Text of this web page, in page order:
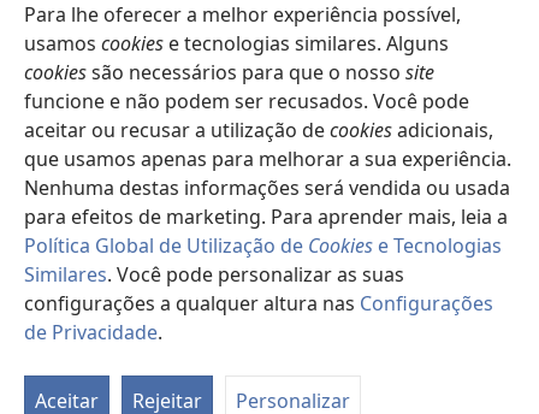
Para lhe oferecer a melhor experiência possível,
usamos cookies e tecnologias similares. Alguns
cookiessão necessários para que o nosso site
funcione e não podem ser recusados. Você pode
aceitar ou recusar a utilização decookiesadicionais,
que usamos apenas para melhorar a sua experiência.
Nenhuma destas informações será vendida ou usada
para efeitos de marketing. Para aprender mais, leia a
Política Global de Utilização de Cookies e Tecnologias
Similares. Você pode personalizar as suas
configurações a qualquer altura nas Configurações
de Privacidade.
Aceitar Rejeitar Personalizar
v de modo algum acreditarei.” w
26 Oito dias depois, os seus discípulos estavam
novamente reunidos, e Tomé estava com eles.
Embora as portas estivessem trancadas, Jesus
apareceu no meio deles e disse: “Que a paz esteja
convosco.”
27 Depois, disse a Tomé: “Coloca aqui
o teu dedo e vê as minhas mãos; estende a mão e
coloca-a no meu lado. Para de duvidar * e acredita.”
28 Em resposta Tomé disse-lhe: “Meu Senhor e meu
Deus!” y 29 Jesus disse-lhe: “Acreditaste porque me
viste? Felizes os que não viram, mas mesmo assim
30 Certamente, Jesus realizou muitos outros